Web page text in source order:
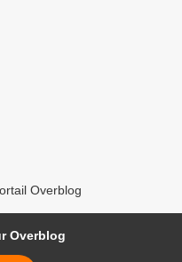
Overblog
Overblog